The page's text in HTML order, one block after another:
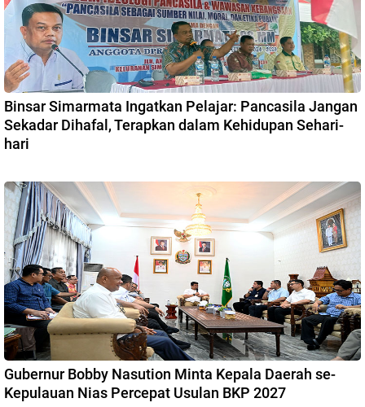
Binsar Simarmata Ingatkan Pelajar: Pancasila Jangan
Sekadar Dihafal, Terapkan dalam Kehidupan Sehari-
hari
Gubernur Bobby Nasution Minta Kepala Daerah se-
Kepulauan Nias Percepat Usulan BKP 2027